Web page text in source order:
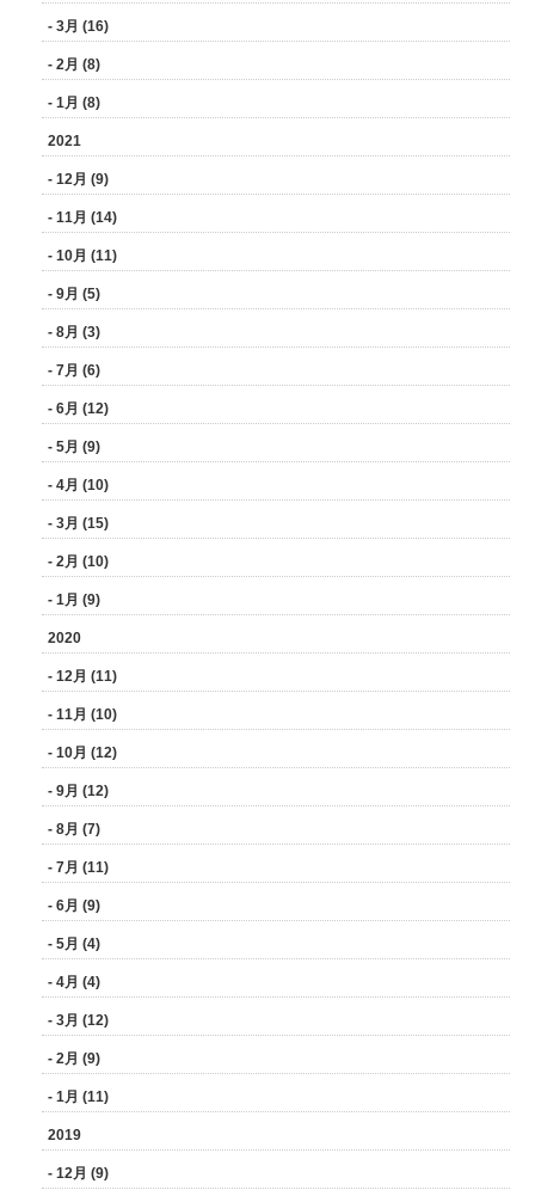
- 3月 (16)
- 2月 (8)
- 1月 (8)
2021
- 12月 (9)
- 11月 (14)
- 10月 (11)
- 9月 (5)
- 8月 (3)
- 7月 (6)
- 6月 (12)
- 5月 (9)
- 4月 (10)
- 3月 (15)
- 2月 (10)
- 1月 (9)
2020
- 12月 (11)
- 11月 (10)
- 10月 (12)
- 9月 (12)
- 8月 (7)
- 7月 (11)
- 6月 (9)
- 5月 (4)
- 4月 (4)
- 3月 (12)
- 2月 (9)
- 1月 (11)
2019
- 12月 (9)